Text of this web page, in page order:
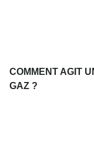
COMMENT AGIT
GAZ ?